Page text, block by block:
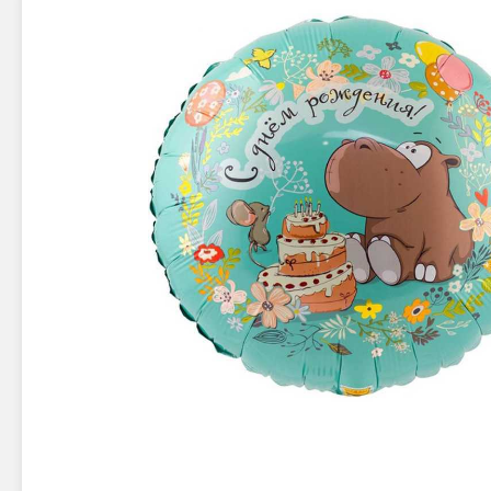
Фейерверки на свадьбу
Фейерверк-шоу
Батареи салютов
Цветной дым
Батареи салютов
Маленькие фейерверки
Средние фейерверки
Петарды
Корсары
Жуки
Цветной